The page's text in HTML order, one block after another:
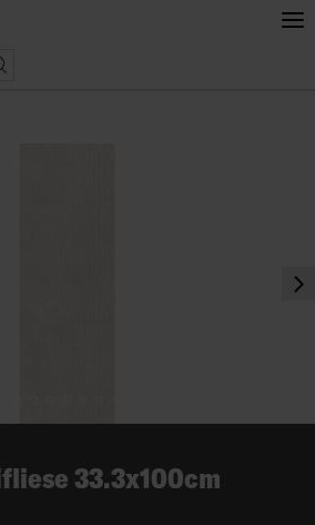
33.3x100cm